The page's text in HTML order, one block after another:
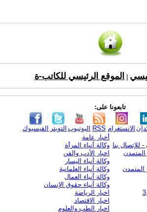
الموقع الرئيسي للكاتب-ة
تابعونا على:
الفيسبوك التويتر اليوتيوب RSS الانستغرام
للإتصال بنا
المتمدن
أخبار عامة
وكالة أنباء المرأة
اخبار الأدب والفن
وكالة أنباء اليسار
وكالة أنباء العلمانية
وكالة أنباء العمال
وكالة أنباء حقوق الإنسان
اخبار الرياضة
اخبار الاقتصاد
اخبار الطب والعلوم